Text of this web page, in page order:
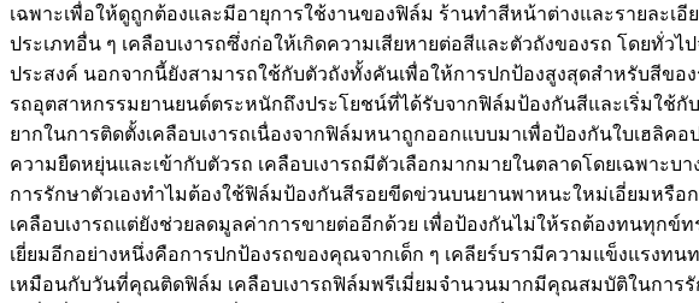
เฉพาะเพื่อให้ดูถูกต้องและมีอายุการใช้งานของฟิล์ม ร้านทำสีหน้าต่างและรายละเ
ประเภทอื่น ๆ เคลือบเงารถซึ่งก่อให้เกิดความเสียหายต่อสีและตัวถังของรถ โดยทั่
ประสงค์ นอกจากนี้ยังสามารถใช้กับตัวถังทั้งคันเพื่อให้การปกป้องสูงสุดสำหรับสีข
รถอุตสาหกรรมยานยนต์ตระหนักถึงประโยชน์ที่ได้รับจากฟิล์มป้องกันสีและเริ่มใช้กั
ยากในการติดตั้งเคลือบเงารถเนื่องจากฟิล์มหนาถูกออกแบบมาเพื่อป้องกันใบเฮลิ
ความยืดหยุ่นและเข้ากับตัวรถ เคลือบเงารถมีตัวเลือกมากมายในตลาดโดยเฉพา
การรักษาตัวเองทำไมต้องใช้ฟิล์มป้องกันสีรอยขีดข่วนบนยานพาหนะใหม่เอี่ยมหรื
เคลือบเงารถแต่ยังช่วยลดมูลค่าการขายต่ออีกด้วย เพื่อป้องกันไม่ให้รถต้องทนทุ
เยี่ยมอีกอย่างหนึ่งคือการปกป้องรถของคุณจากเด็ก ๆ เคลียร์บรามีความแข็งแรง
เหมือนกับวันที่คุณติดฟิล์ม เคลือบเงารถฟิล์มพรีเมี่ยมจำนวนมากมีคุณสมบัติในการรั